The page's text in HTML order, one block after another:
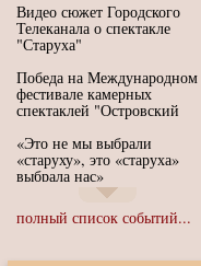
Видео сюжет Городского
Телеканала о спектакле
"Старуха"
Победа на Международном
фестивале камерных
спектаклей "Островский
«Это не мы выбрали
«старуху», это «старуха»
выбрала нас»
Иммерсивный спектакль
"Язык чистого полета
полный список событий...